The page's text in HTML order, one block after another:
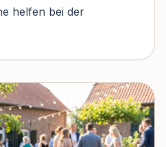
helfen bei der